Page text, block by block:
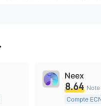
Neex
8.64 Note
Compte